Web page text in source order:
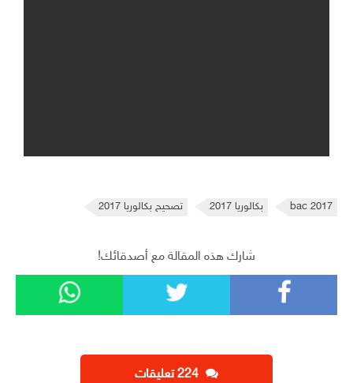
bac 2017 بكالوريا 2017 تصحيح بكالوريا 2017
شارك هذه المقالة مع أصدقائك!
‫224 تعليقات